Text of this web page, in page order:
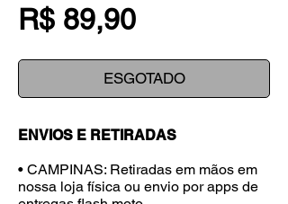
R$ 89,90Preço
ESGOTADO
ENVIOS E RETIRADAS
• CAMPINAS: Retiradas em mãos em
nossa loja física ou envio por apps de